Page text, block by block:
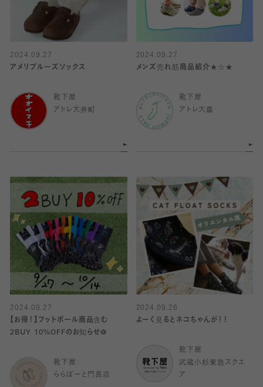
2024.09.27
アメリブルーズソックス
靴下屋
アトレ大井町
2024.09.27
メンズ売れ筋商品紹介★☆★
靴下屋
アトレ大森
2024.09.27
【お得！】フットボール商品含む
2BUY 10%OFFのお知らせ⚽️
靴下屋
ららぽーと門真店
2024.09.26
よーく見るとネコちゃんが！！
靴下屋
武蔵小杉東急スクエ
ア